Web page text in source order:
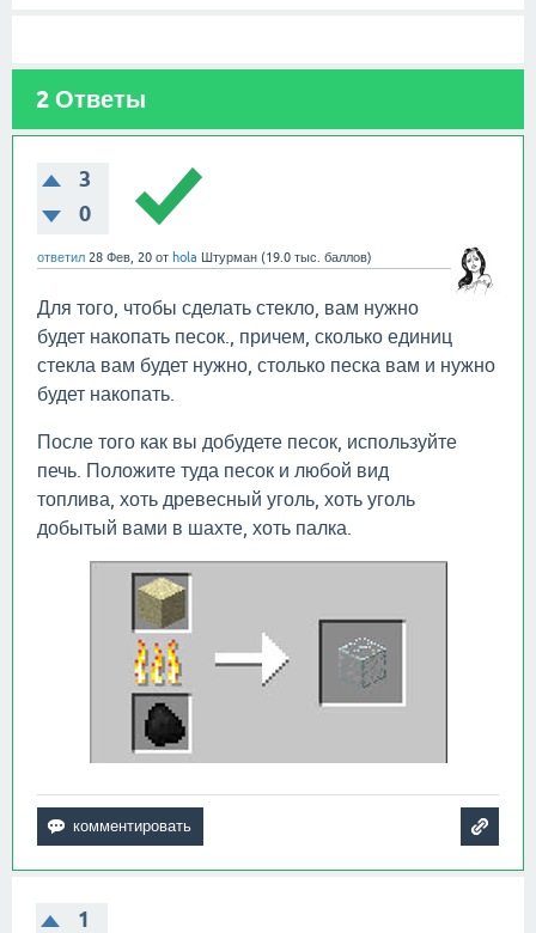
2 Ответы
3
0
ответил 28 Фев, 20 от hola Штурман (19.0 тыс. баллов)
Для того, чтобы сделать стекло, вам нужно
будет накопать песок., причем, сколько единиц
стекла вам будет нужно, столько песка вам и нужно
будет накопать.
После того как вы добудете песок, используйте
печь. Положите туда песок и любой вид
топлива, хоть древесный уголь, хоть уголь
добытый вами в шахте, хоть палка.
1